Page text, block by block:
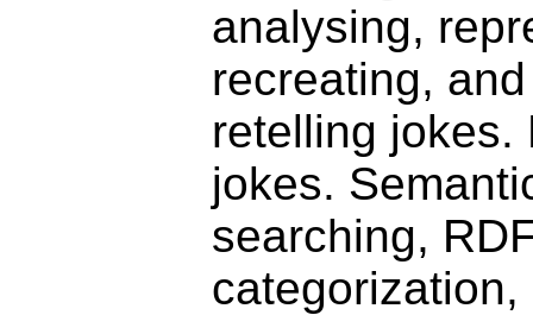
analysing,
recreating,
retelling jokes.
jokes.
searching,
categorization,